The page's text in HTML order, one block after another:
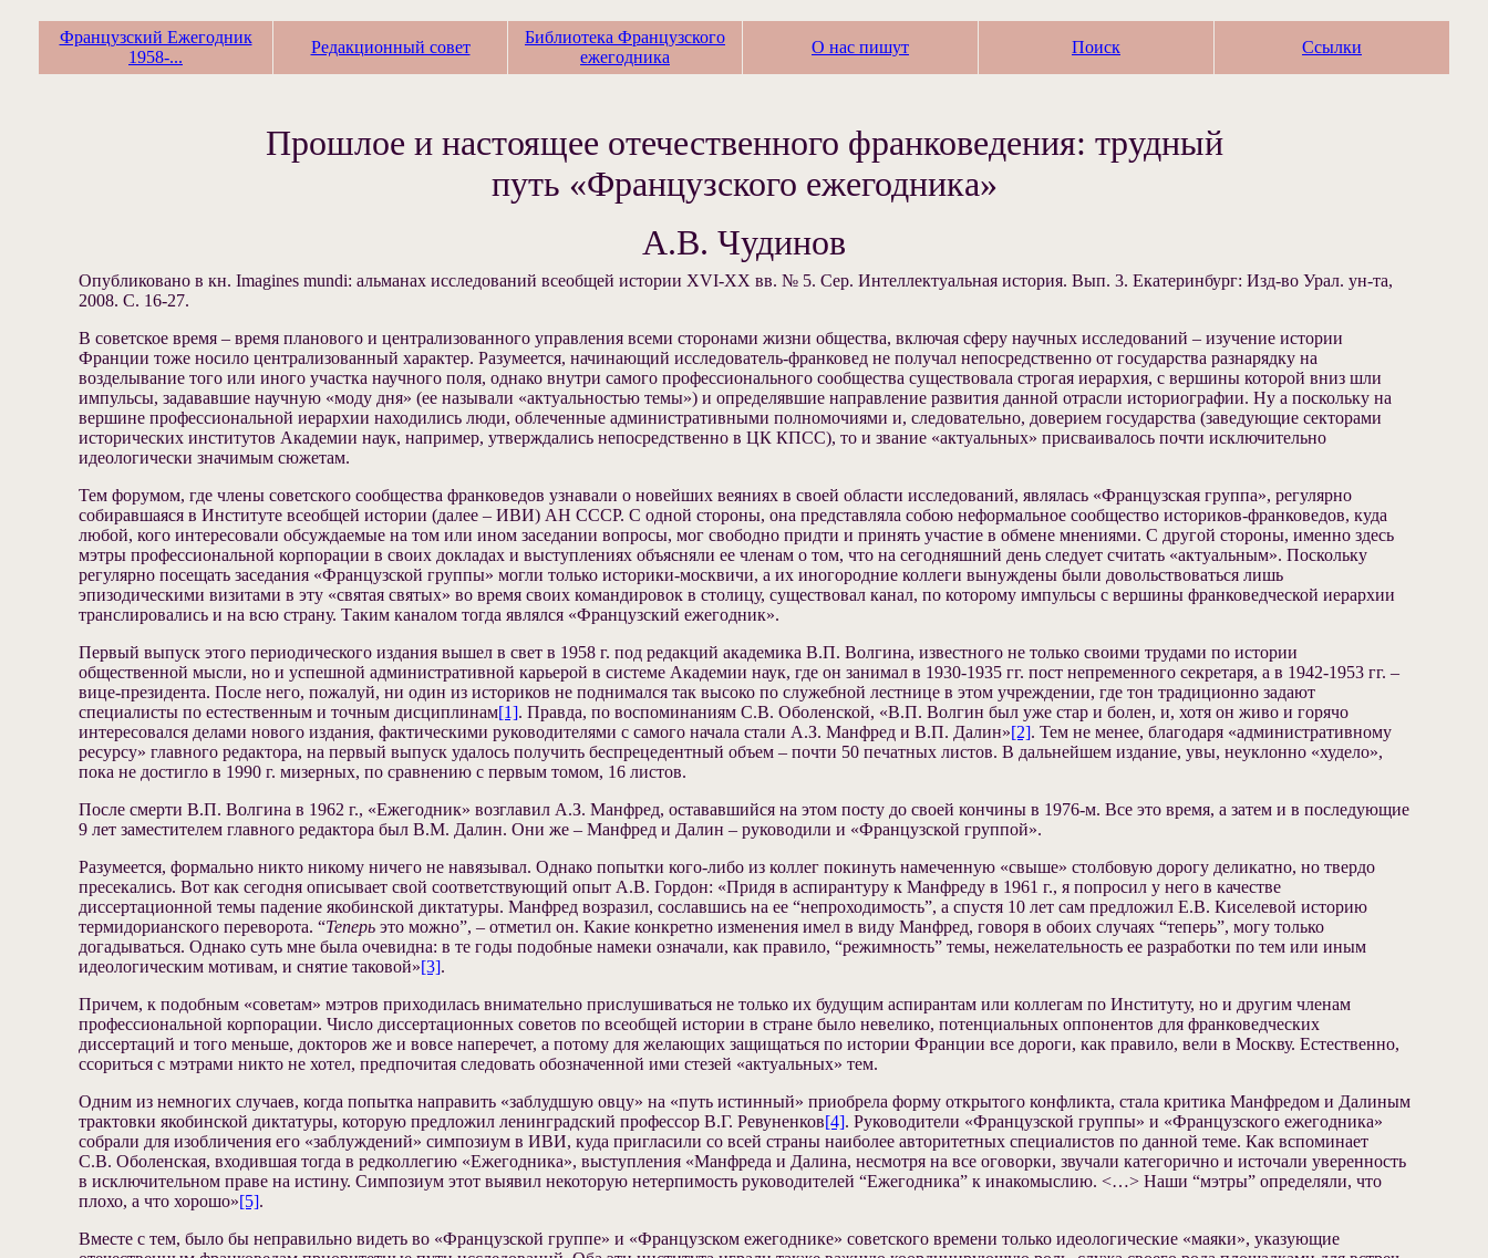
Французский Ежегодник
1958-...
Редакционный совет
Библиотека Французского
ежегодника
О нас пишут Поиск Ссылки
Прошлое и настоящее отечественного франковедения: трудный
путь «Французского ежегодника»
А.В. Чудинов
Опубликовано в кн. Imagines mundi: альманах исследований всеобщей истории XVI-XX вв. № 5. Сер. Интеллектуальная история. Вып. 3. Екатеринбург: Изд-во Урал. ун-та,
2008. С. 16-27.
В советское время – время планового и централизованного управления всеми сторонами жизни общества, включая сферу научных исследований – изучение истории
Франции тоже носило централизованный характер. Разумеется, начинающий исследователь-франковед не получал непосредственно от государства разнарядку на
возделывание того или иного участка научного поля, однако внутри самого профессионального сообщества существовала строгая иерархия, с вершины которой вниз шли
импульсы, задававшие научную «моду дня» (ее называли «актуальностью темы») и определявшие направление развития данной отрасли историографии. Ну а поскольку на
вершине профессиональной иерархии находились люди, облеченные административными полномочиями и, следовательно, доверием государства (заведующие секторами
исторических институтов Академии наук, например, утверждались непосредственно в ЦК КПСС), то и звание «актуальных» присваивалось почти исключительно
идеологически значимым сюжетам.
Тем форумом, где члены советского сообщества франковедов узнавали о новейших веяниях в своей области исследований, являлась «Французская группа», регулярно
собиравшаяся в Институте всеобщей истории (далее – ИВИ) АН СССР. С одной стороны, она представляла собою неформальное сообщество историков-франковедов, куда
любой, кого интересовали обсуждаемые на том или ином заседании вопросы, мог свободно придти и принять участие в обмене мнениями. С другой стороны, именно здесь
мэтры профессиональной корпорации в своих докладах и выступлениях объясняли ее членам о том, что на сегодняшний день следует считать «актуальным». Поскольку
регулярно посещать заседания «Французской группы» могли только историки-москвичи, а их иногородние коллеги вынуждены были довольствоваться лишь
эпизодическими визитами в эту «святая святых» во время своих командировок в столицу, существовал канал, по которому импульсы с вершины франковедческой иерархии
транслировались и на всю страну. Таким каналом тогда являлся «Французский ежегодник».
Первый выпуск этого периодического издания вышел в свет в 1958 г. под редакций академика В.П. Волгина, известного не только своими трудами по истории
общественной мысли, но и успешной административной карьерой в системе Академии наук, где он занимал в 1930-1935 гг. пост непременного секретаря, а в 1942-1953 гг. –
вице-президента. После него, пожалуй, ни один из историков не поднимался так высоко по служебной лестнице в этом учреждении, где тон традиционно задают
специалисты по естественным и точным дисциплинам[1]. Правда, по воспоминаниям С.В. Оболенской, «В.П. Волгин был уже стар и болен, и, хотя он живо и горячо
интересовался делами нового издания, фактическими руководителями с самого начала стали А.З. Манфред и В.П. Далин»[2]. Тем не менее, благодаря «административному
ресурсу» главного редактора, на первый выпуск удалось получить беспрецедентный объем – почти 50 печатных листов. В дальнейшем издание, увы, неуклонно «худело»,
пока не достигло в 1990 г. мизерных, по сравнению с первым томом, 16 листов.
После смерти В.П. Волгина в 1962 г., «Ежегодник» возглавил А.З. Манфред, остававшийся на этом посту до своей кончины в 1976-м. Все это время, а затем и в последующие
9 лет заместителем главного редактора был В.М. Далин. Они же – Манфред и Далин – руководили и «Французской группой».
Разумеется, формально никто никому ничего не навязывал. Однако попытки кого-либо из коллег покинуть намеченную «свыше» столбовую дорогу деликатно, но твердо
пресекались. Вот как сегодня описывает свой соответствующий опыт А.В. Гордон: «Придя в аспирантуру к Манфреду в 1961 г., я попросил у него в качестве
диссертационной темы падение якобинской диктатуры. Манфред возразил, сославшись на ее “непроходимость”, а спустя 10 лет сам предложил Е.В. Киселевой историю
термидорианского переворота. “Теперьэто можно”, – отметил он. Какие конкретно изменения имел в виду Манфред, говоря в обоих случаях “теперь”, могу только
догадываться. Однако суть мне была очевидна: в те годы подобные намеки означали, как правило, “режимность” темы, нежелательность ее разработки по тем или иным
идеологическим мотивам, и снятие таковой»[3].
Причем, к подобным «советам» мэтров приходилась внимательно прислушиваться не только их будущим аспирантам или коллегам по Институту, но и другим членам
профессиональной корпорации. Число диссертационных советов по всеобщей истории в стране было невелико, потенциальных оппонентов для франковедческих
диссертаций и того меньше, докторов же и вовсе наперечет, а потому для желающих защищаться по истории Франции все дороги, как правило, вели в Москву. Естественно,
ссориться с мэтрами никто не хотел, предпочитая следовать обозначенной ими стезей «актуальных» тем.
Одним из немногих случаев, когда попытка направить «заблудшую овцу» на «путь истинный» приобрела форму открытого конфликта, стала критика Манфредом и Далиным
трактовки якобинской диктатуры, которую предложил ленинградский профессор В.Г. Ревуненков[4]. Руководители «Французской группы» и «Французского ежегодника»
собрали для изобличения его «заблуждений» симпозиум в ИВИ, куда пригласили со всей страны наиболее авторитетных специалистов по данной теме. Как вспоминает
С.В. Оболенская, входившая тогда в редколлегию «Ежегодника», выступления «Манфреда и Далина, несмотря на все оговорки, звучали категорично и источали уверенность
в исключительном праве на истину. Симпозиум этот выявил некоторую нетерпимость руководителей “Ежегодника” к инакомыслию. <…> Наши “мэтры” определяли, что
плохо, а что хорошо»[5].
Вместе с тем, было бы неправильно видеть во «Французской группе» и «Французском ежегоднике» советского времени только идеологические «маяки», указующие